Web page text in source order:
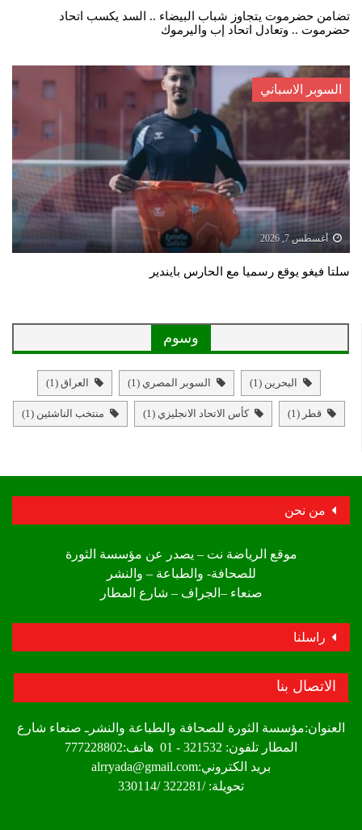
تضامن حضرموت يتجاوز شباب البيضاء .. السد يكسب اتحاد
حضرموت .. وتعادل اتحاد إب واليرموك
السوبر الاسباني
أغسطس 7, 2026
سلتا فيغو يوقع رسميا مع الحارس بايندير
وسوم
البحرين (1) السوبر المصري (1) العراق (1)
قطر (1) كأس الاتحاد الانجليزي (1) منتخب الناشئين (1)
من نحن
موقع الرياضة نت – يصدر عن مؤسسة الثورة
للصحافة- والطباعة – والنشر
صنعاء –الجراف – شارع المطار
راسلنا
الاتصال بنا
العنوان:مؤسسة الثورة للصحافة والطباعة والنشرـ صنعاء شارع
المطار تلفون: 321532 - 01 هاتف:777228802
بريد الكتروني:alrryada@gmail.com
تحويلة: /322281 /330114